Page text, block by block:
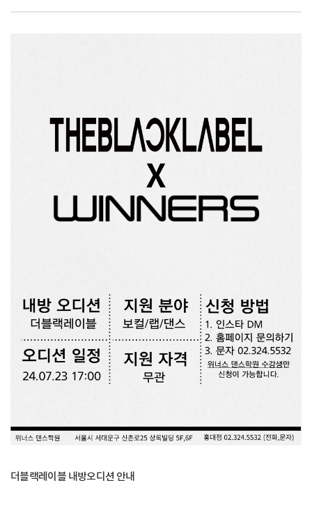
더블랙레이블 내방오디션 안내